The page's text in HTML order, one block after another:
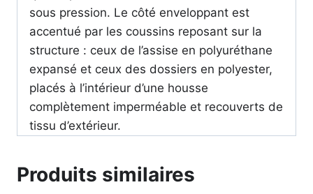
sous pression. Le côté enveloppant est
accentué par les coussins reposant sur la
structure : ceux de l’assise en polyuréthane
expansé et ceux des dossiers en polyester,
placés à l’intérieur d’une housse
complètement imperméable et recouverts de
tissu d’extérieur.
Produits similaires